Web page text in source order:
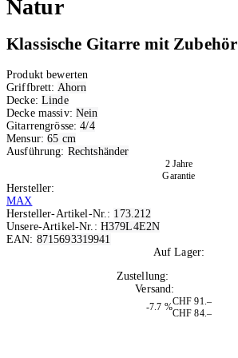
Natur
Klassische Gitarre mit Zubehör
Produkt bewerten
Griffbrett: Ahorn
Decke: Linde
Decke massiv: Nein
Gitarrengrösse:4/4
Mensur:65 cm
Ausführung: Rechtshänder
2 Jahre
Garantie
Hersteller:
MAX
Hersteller-Artikel-Nr.: 173.212
Unsere-Artikel-Nr.: H379L4E2N
EAN: 8715693319941
Auf Lager:
Zustellung:
Versand:
-7.7 %
CHF 91.–
CHF 84.–